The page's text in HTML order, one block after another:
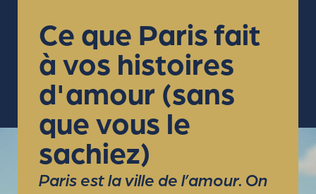
COMMENT EN FINIR
AVEC LE CÉLIBAT À
PARIS ?
Ce que Paris fait
à vos histoires
d'amour (sans
que vous le
sachiez)
Paris est la ville de l’amour. On